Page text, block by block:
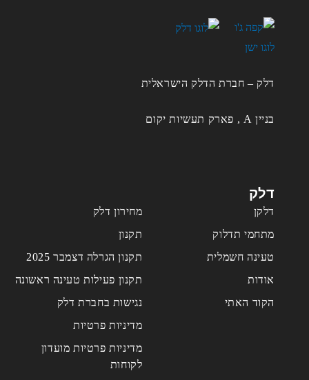
דלק – חברת הדלק הישראלית
בניין A , פארק תעשיות יקום
דלק
דלקן
מתחמי תדלוק
טעינה חשמלית
אודות
הקוד האתי
מחירון דלק
תקנון
תקנון הגרלה דצמבר 2025
תקנון פעילות טעינה ראשונה
נגישות בחברת דלק
מדיניות פרטיות
מדיניות פרטיות מועדון
לקוחות